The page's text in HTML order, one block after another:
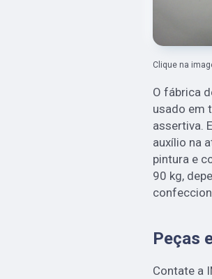
Clique na
O fábrica
usado em
assertiva.
auxílio na
pintura e
90 kg,
Peças
Contate a